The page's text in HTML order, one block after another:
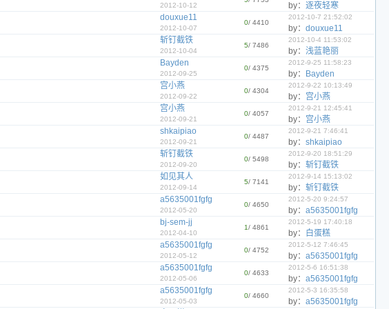
2012-10-12 by：逐夜轻寒
douxue11
2012-10-07
0/ 4410
2012-10-7 21:52:02
by：douxue11
斩钉截铁
2012-10-04
5/ 7486
2012-10-4 11:53:02
by：浅蓝艳丽
Bayden
2012-09-25
0/ 4375
2012-9-25 11:58:23
by：
Bayden
宫小燕
2012-09-22
0/ 4304
2012-9-22 10:13:49
by： 宫小燕
宫小燕
2012-09-21
0/ 4057
2012-9-21 12:45:41
by： 宫小燕
shkaipiao
2012-09-21
0/ 4487
2012-9-21 7:46:41
by：shkaipiao
斩钉截铁
2012-09-20
0/ 5498
2012-9-20 18:51:29
by：斩钉截铁
如见其人
2012-09-14
5/ 7141
2012-9-14 15:13:02
by：斩钉截铁
a5635001fgfg
2012-05-20
0/ 4650
2012-5-20 9:24:57
by：a5635001fgfg
bj-sem-jj
2012-04-10
1/ 4861
2012-5-19 17:40:18
by：
白蛋糕
a5635001fgfg
2012-05-12
0/ 4752
2012-5-12 7:46:45
by：a5635001fgfg
a5635001fgfg
2012-05-06
0/ 4633
2012-5-6 16:51:38
by：a5635001fgfg
a5635001fgfg
2012-05-03
0/ 4660
2012-5-3 16:35:58
by：a5635001fgfg